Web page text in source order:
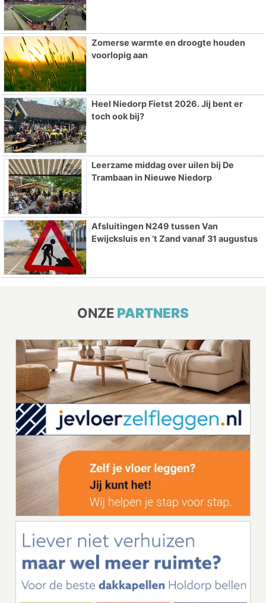
Zomerse warmte en droogte houden
voorlopig aan
Heel Niedorp Fietst 2026. Jij bent er
toch ook bij?
Leerzame middag over uilen bij De
Trambaan in Nieuwe Niedorp
Afsluitingen N249 tussen Van
Ewijcksluis en ’t Zand vanaf 31 augustus
ONZE PARTNERS